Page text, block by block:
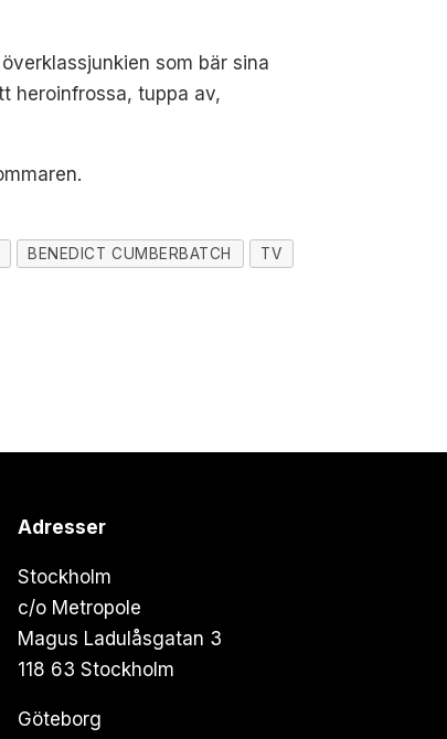
som bär sina
heroinfrossa, tuppa av,
BENEDICT CUMBERBATCH
TV
Adresser
Stockholm
c/o Metropole
Magus Ladulåsgatan 3
118 63 Stockholm
Göteborg